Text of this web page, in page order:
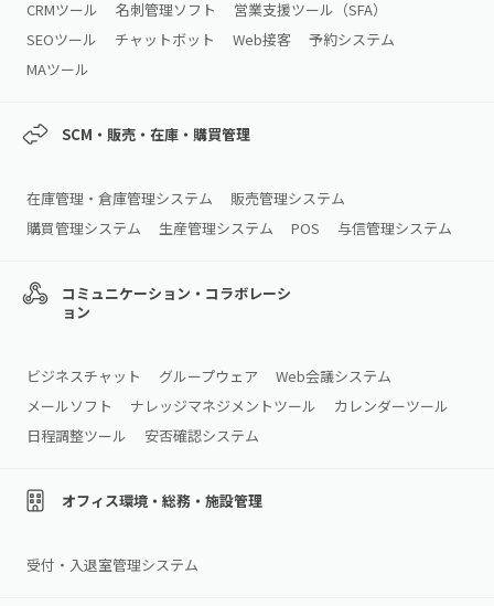
CRMツール 名刺管理ソフト
営業支援ツール（SFA）
SEOツール
チャットボット Web接客
予約システム
MAツール
SCM・販売・在庫・購買管理
在庫管理・倉庫管理システム
販売管理システム
購買管理システム
生産管理システム POS 与信管理システム
コミュニケーション・コラボレーシ
ョン
ビジネスチャット グループウェア
Web会議システム
メールソフト
ナレッジマネジメントツール
カレンダーツール
日程調整ツール
安否確認システム
オフィス環境・総務・施設管理
受付・入退室管理システム